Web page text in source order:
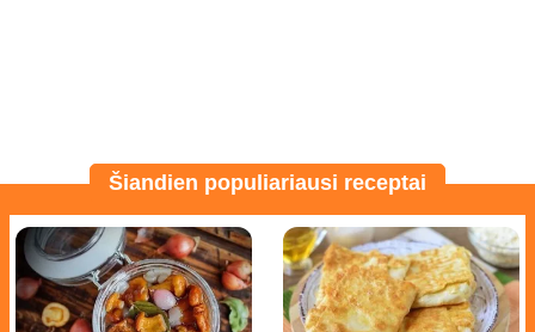
Šiandien populiariausi receptai